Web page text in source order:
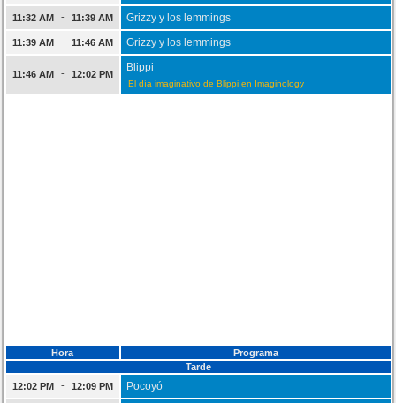
11:32 AM - 11:39 AM Grizzy y los lemmings
11:39 AM - 11:46 AM Grizzy y los lemmings
11:46 AM - 12:02 PM
Blippi
El día imaginativo de Blippi en Imaginology
Hora
Programa
Tarde
12:02 PM
- 12:09 PM Pocoyó